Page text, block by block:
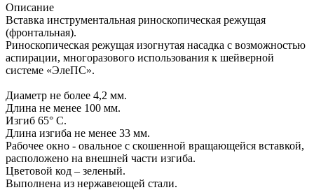
Описание
Вставка инструментальная риноскопическая режущая
(фронтальная).
Риноскопическая режущая изогнутая насадка с возможностью
аспирации, многоразового использования к шейверной
системе «ЭлеПС».
Диаметр не более 4,2 мм.
Длина не менее 100 мм.
Изгиб 65° С.
Длина изгиба не менее 33 мм.
Рабочее окно - овальное с скошенной вращающейся вставкой,
расположено на внешней части изгиба.
Цветовой код – зеленый.
Выполнена из нержавеющей стали.